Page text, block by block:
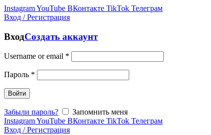
InstagramYouTube ВКонтакте TikTok Телеграм
Вход / Регистрация
ВходСоздать аккаунт
Username or email *
Пароль *
Войти
Забыли пароль?
Запомнить меня
InstagramYouTube ВКонтакте TikTok Телеграм
Вход / Регистрация